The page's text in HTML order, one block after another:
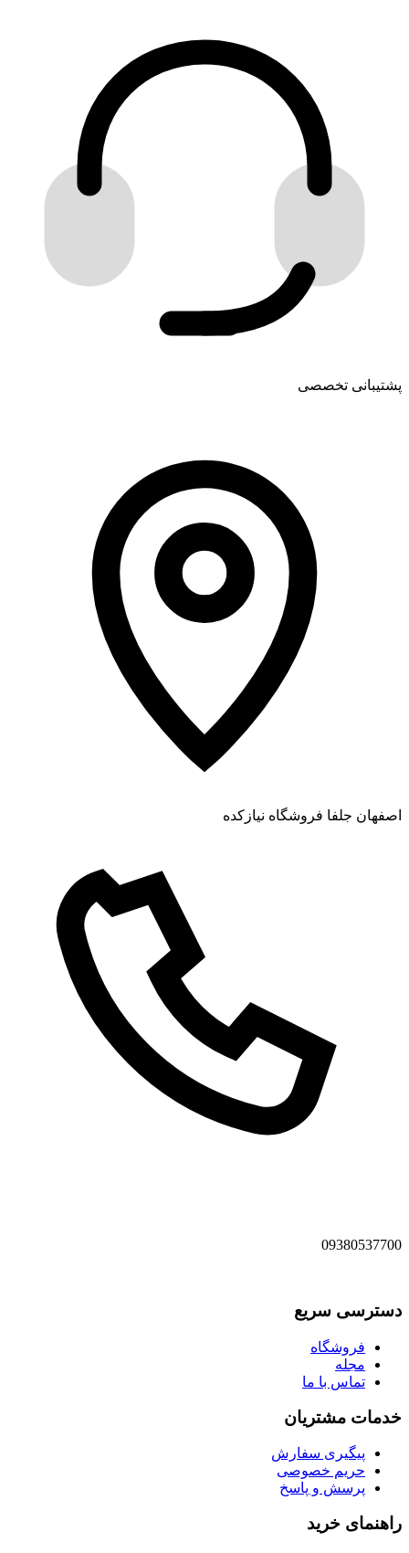
پشتیبانی تخصصی
اصفهان جلفا فروشگاه نیازکده
09380537700
دسترسی سریع
فروشگاه
مجله
تماس با ما
خدمات مشتریان
پیگیری سفارش
حریم خصوصی
پرسش و پاسخ
راهنمای خرید